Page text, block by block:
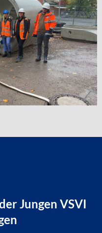
Jungen VSVI